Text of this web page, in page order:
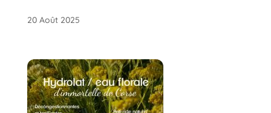
20 Août 2025